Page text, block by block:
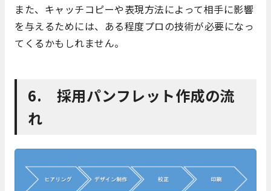
また、キャッチコピーや表現方法によって相手に影響
を与えるためには、ある程度プロの技術が必要になっ
てくるかもしれません。
6. 採用パンフレット作成の流
れ